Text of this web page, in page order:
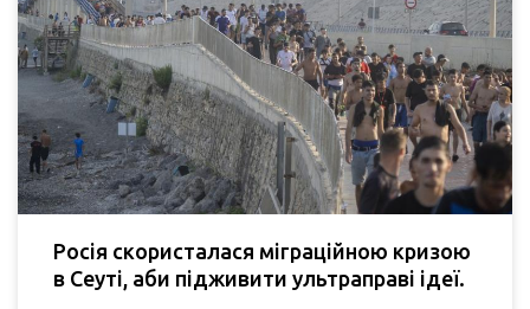
Росія скористалася міграційною кризою
в Сеуті, аби підживити ультраправі ідеї.